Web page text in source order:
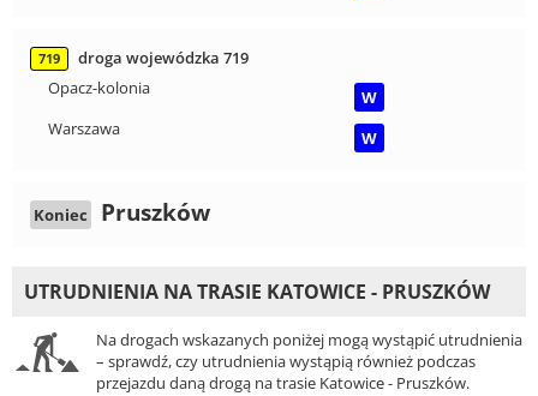
719
droga wojewódzka 719
Opacz-kolonia
W
Warszawa
W
Koniec Pruszków
UTRUDNIENIA NA TRASIE KATOWICE - PRUSZKÓW
Na drogach wskazanych poniżej mogą wystąpić utrudnienia
– sprawdź, czy utrudnienia wystąpią również podczas
przejazdu daną drogą na trasie Katowice - Pruszków.